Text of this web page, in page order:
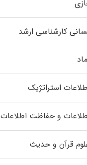
کارشناسی ارشد
استراتژیک
و حفاظت اطلاعات
قرآن و حدیث